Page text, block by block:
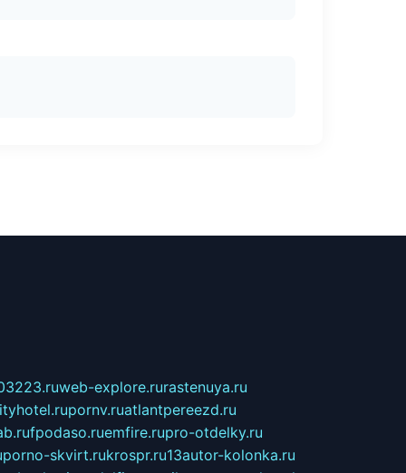
web-explore.rurastenuya.ru
pornv.ruatlantpereezd.ru
fpodaso.ruemfire.rupro-otdelky.ru
porno-skvirt.rukrospr.ru13autor-kolonka.ru